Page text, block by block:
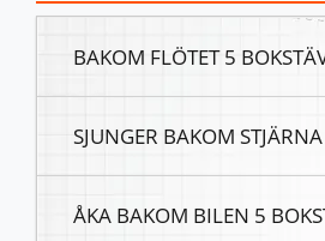
BAKOM FLÖTET 5
SJUNGER BAKOM
ÅKA BAKOM BILEN 5